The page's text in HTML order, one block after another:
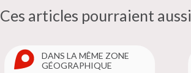
Ces articles pourraient aussi
DANS LA MÊME ZONE
GÉOGRAPHIQUE